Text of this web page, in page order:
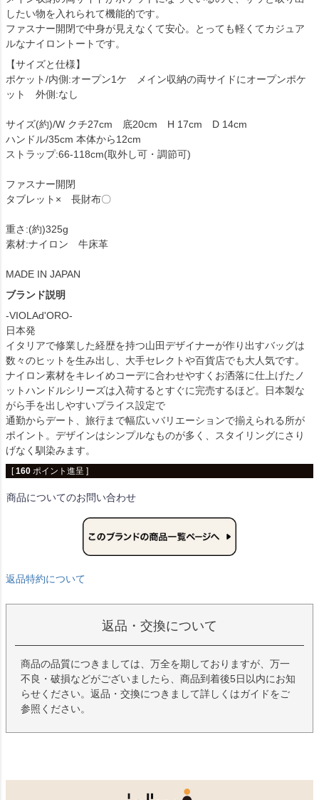
したい物を入れられて機能的です。
ファスナー開閉で中身が見えなくて安心。とっても軽くてカジュア
ルなナイロントートです。
【サイズと仕様】
ポケット/内側:オープン1ケ メイン収納の両サイドにオープンポケ
ット 外側:なし
サイズ(約)/W クチ27cm 底20cm H 17cm D 14cm
ハンドル/35cm 本体から12cm
ストラップ:66-118cm(取外し可・調節可)
ファスナー開閉
タブレット× 長財布〇
重さ:(約)325g
素材:ナイロン 牛床革
MADE IN JAPAN
ブランド説明
-VIOLAd'ORO-
日本発
イタリアで修業した経歴を持つ山田デザイナーが作り出すバッグは
数々のヒットを生み出し、大手セレクトや百貨店でも大人気です。
ナイロン素材をキレイめコーデに合わせやすくお洒落に仕上げたノ
ットハンドルシリーズは入荷するとすぐに完売するほど。日本製な
がら手を出しやすいプライス設定で
通勤からデート、旅行まで幅広いバリエーションで揃えられる所が
ポイント。デザインはシンプルなものが多く、スタイリングにさり
げなく馴染みます。
[ 160 ポイント進呈 ]
商品についてのお問い合わせ
返品特約について
返品・交換について
商品の品質につきましては、万全を期しておりますが、万一
不良・破損などがございましたら、商品到着後5日以内にお知
らせください。返品・交換につきまして詳しくはガイドをご
参照ください。